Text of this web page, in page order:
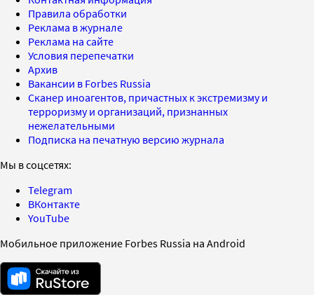
Правила обработки
Реклама в журнале
Реклама на сайте
Условия перепечатки
Архив
Вакансии в Forbes Russia
Сканер иноагентов, причастных к экстремизму и
терроризму и организаций, признанных
нежелательными
Подписка на печатную версию журнала
Мы в соцсетях:
Telegram
ВКонтакте
YouTube
Мобильное приложение Forbes Russia на Android